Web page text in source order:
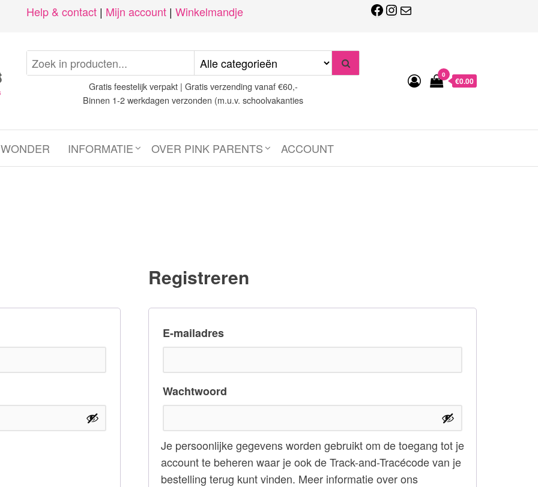
Help & contact| Mijn account| Winkelmandje Facebook Instagram E-mail
Gratis feestelijk verpakt | Gratis verzending vanaf €60,-
Binnen 1-2 werkdagen verzonden (m.u.v. schoolvakanties
0
€0.00
INFORMATIE OVER PINK PARENTS ACCOUNT
Registreren
E-mailadres
Wachtwoord
Je persoonlijke gegevens worden gebruikt om de toegang tot je
account te beheren waar je ook de Track-and-Tracécode van je
bestelling terug kunt vinden. Meer informatie over ons